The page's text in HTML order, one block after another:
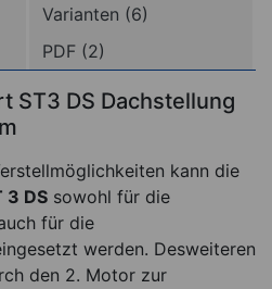
Varianten (6)
PDF (2)
ST3 DS Dachstellung
kann die
3 DS sowohl für die
für die
werden. Desweiteren
den 2. Motor zur